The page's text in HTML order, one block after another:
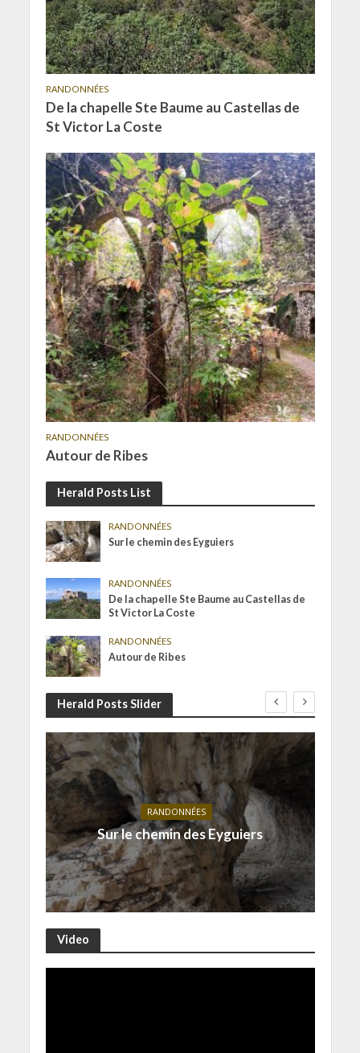
RANDONNÉES
De la chapelle Ste Baume au Castellas de
St Victor La Coste
RANDONNÉES
Autour de Ribes
Herald Posts List
RANDONNÉES
Sur le chemin des Eyguiers
RANDONNÉES
De la chapelle Ste Baume au Castellas de
St Victor La Coste
RANDONNÉES
Autour de Ribes
Herald Posts Slider
RANDONNÉES
Sur le chemin des Eyguiers
Video